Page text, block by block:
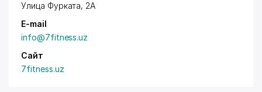
Улица Фурката, 2А
E-mail
info@7fitness.uz
Сайт
7fitness.uz